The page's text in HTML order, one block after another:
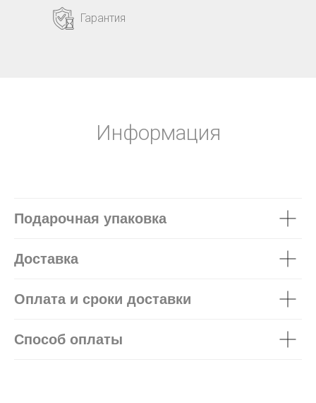
Гарантия
Информация
Подарочная упаковка
Доставка
Оплата и сроки доставки
Способ оплаты